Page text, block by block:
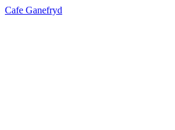
Cafe Ganefryd